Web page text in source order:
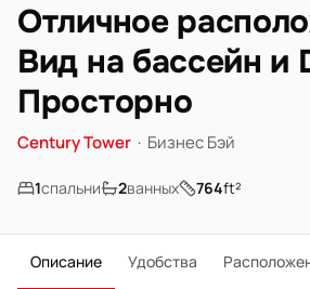
Отличное
Вид на бассейн и
Просторно
Century Tower · Бизнес Бэй
1спальни 2ванных 764ft²
Описание Удобства